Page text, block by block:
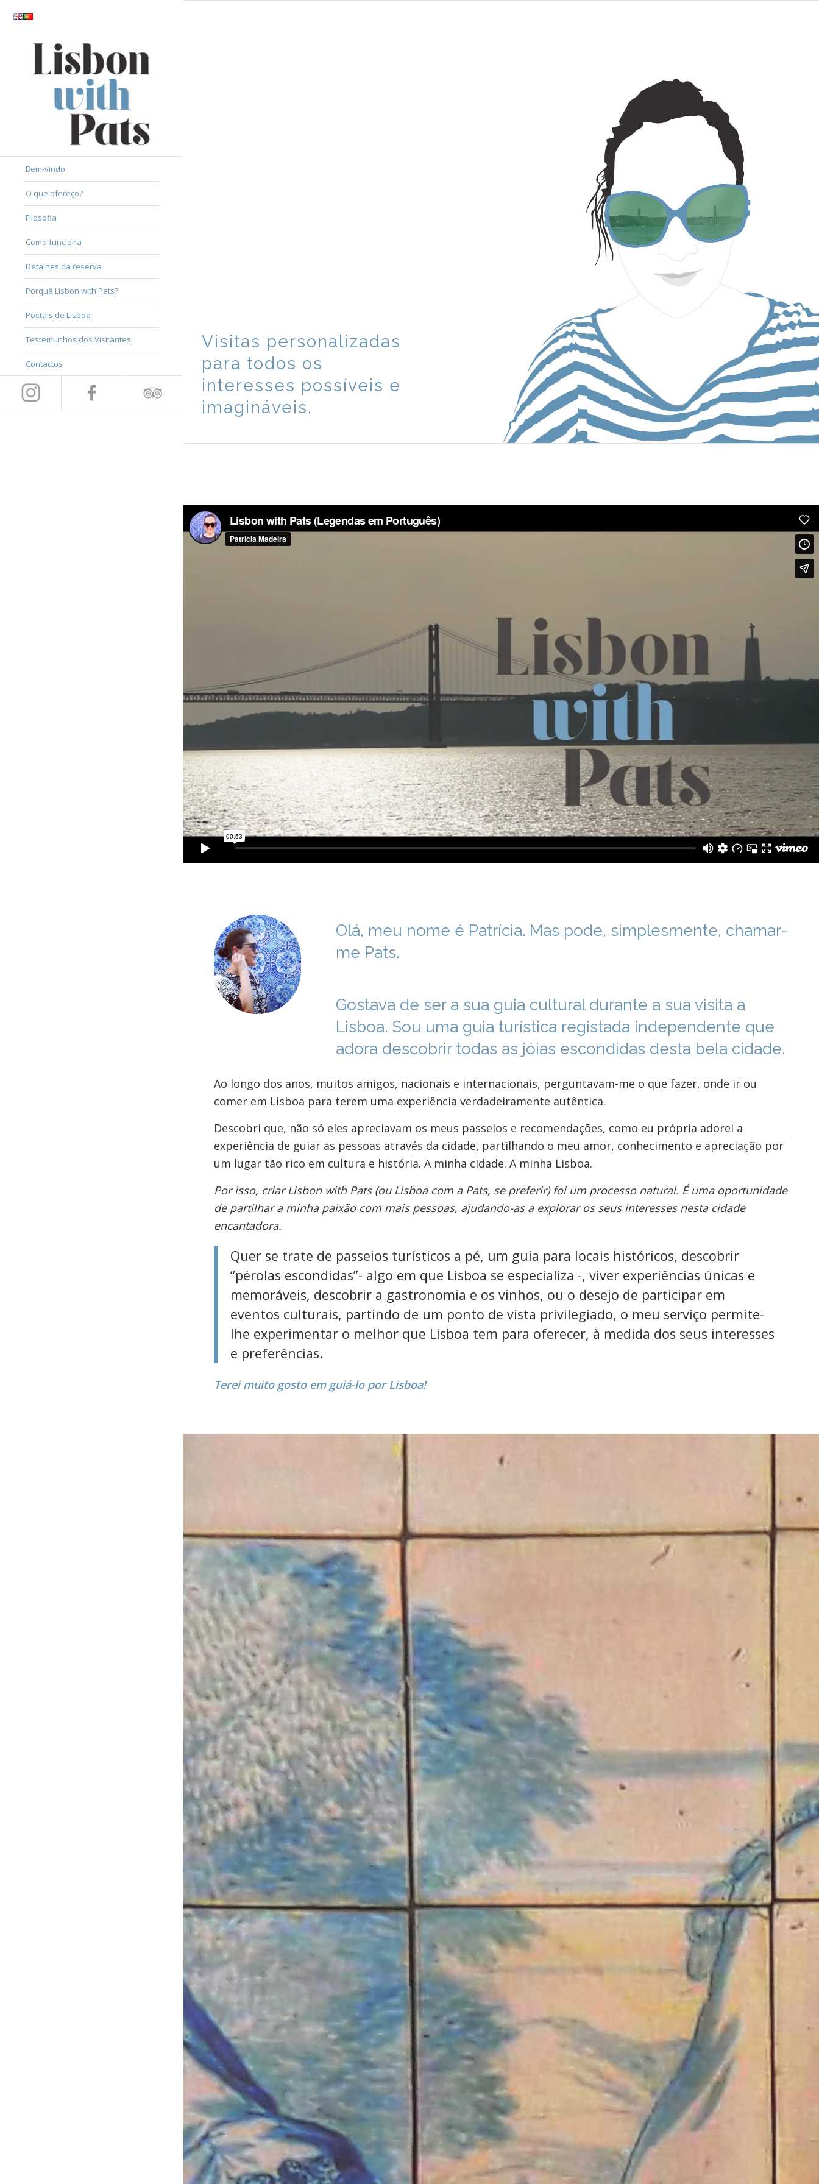
Bem-vindo
O que ofereço?
Filosofia
Como funciona
Detalhes da reserva
Porquê Lisbon with Pats?
Postais de Lisboa
Testemunhos dos Visitantes
Contactos
Visitas personalizadas
para todos os
interesses possíveis e
imagináveis.
Hello
Olá, meu nome é Patrícia. Mas pode, simplesmente, chamar-
me Pats.
Gostava de ser a sua guia cultural durante a sua visita a
Lisboa. Sou uma guia turística registada independente que
adora descobrir todas as jóias escondidas desta bela cidade.
Ao longo dos anos, muitos amigos, nacionais e internacionais, perguntavam-me o que fazer, onde ir ou
comer em Lisboa para terem uma experiência verdadeiramente autêntica.
Descobri que, não só eles apreciavam os meus passeios e recomendações, como eu própria adorei a
experiência de guiar as pessoas através da cidade, partilhando o meu amor, conhecimento e apreciação por
um lugar tão rico em cultura e história. A minha cidade. A minha Lisboa.
Por isso, criar Lisbon with Pats (ou Lisboa com a Pats, se preferir) foi um processo natural. É uma oportunidade
de partilhar a minha paixão com mais pessoas, ajudando-as a explorar os seus interesses nesta cidade
encantadora.
Quer se trate de passeios turísticos a pé, um guia para locais históricos, descobrir
“pérolas escondidas”- algo em que Lisboa se especializa -, viver experiências únicas e
memoráveis, descobrir a gastronomia e os vinhos, ou o desejo de participar em
eventos culturais, partindo de um ponto de vista privilegiado, o meu serviço permite-
lhe experimentar o melhor que Lisboa tem para oferecer, à medida dos seus interesses
e preferências.
Terei muito gosto em guiá-lo por Lisboa!